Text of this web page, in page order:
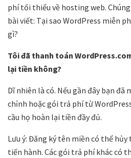
phí tối thiểu về hosting web.
bài viết: Tại sao WordPress miễn
gì?
Tôi đã thanh toán
lại tiền không?
Dĩ nhiên là có. Nếu gần đây bạn
chỉnh hoặc gói trả phí từ
cầu họ hoàn lại tiền đầy đủ.
Lưu ý: Đăng ký tên miền có thể
tiến hành. Các gói trả phí khác có